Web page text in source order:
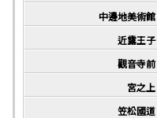
中邊地美術館
近露王子
觀音寺前
宮之上
笠松國道